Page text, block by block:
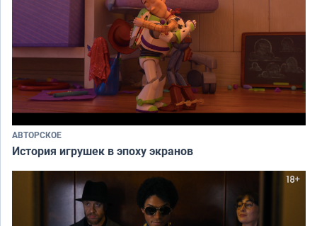
АВТОРСКОЕ
История игрушек в эпоху экранов